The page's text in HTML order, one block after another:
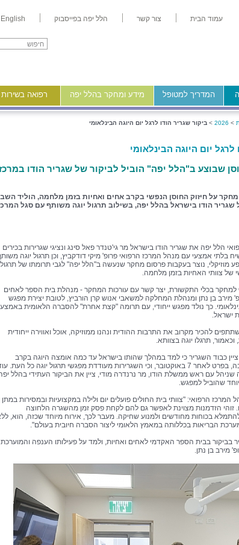
עמוד הבית צור קשר הלל יפה בפייסבוק English
המדריך למטופל מידע ומחקר בהלל יפה רפואה בשירות
>
2026
> ביקור שגריר הודו לרגל יום היוגה הבינלאומי
לרגל יום היוגה הבינלאומי
שבוצע ב"הלל יפה" הוביל לביקור של שגריר הודו
על חיזוק החוסן הנפשי בקרב אחים ואחיות בזמן מלחמה, הוליד
שגריר הודו בישראל בהלל יפה, בשילוב תרגול יוגה משותף עם סגל
הלל יפה את שגריר הודו בישראל מר גי'טנדר פאל סינג ונציגי שגרירות בכירים
בלתי אמצעי עם מנהל המרכז הרפואי פרופ' מיקי דודקביץ, וכן תרגול יוגה
מוזיקלי, נוצר בעקבות פרסום מחקר שנעשה ב"הלל יפה" לגבי תרומתו של תרגול
של צוותי האחיות בזמן מלחמה.
למחקר בכלי התקשורת, יצר קשר עם עורכות המחקר - מנהלת בית הספר לאחים
מירב בן נתן ומנהלת המחלקה למשאבי אנוש קרן הורביץ, לטובת יצירת מפגש
הבינלאומי. כך נולד מפגש ייחודי, עם תרומה "קצת אחרת" להסברה הלאומית
ישראל.
להכיר מקרוב את התרבות ההודית ונהנו ממוזיקה, אוכל ואווירה ייחודית
תרגלו יוגה בצוותא.
כבוד השגריר כי למד במהלך שהותו בישראל עד כמה אומצה היוגה בקרב
ישראלים כפעילות מיטיבה, בפרט לאחר 7 באוקטובר, וכי השגרירות מעודדת מפגשי תרגול יוגה כל העת.
שניהל עם ראש ממשלת הודו, מר נרנדרה מודי, ציין את הביקור העתידי בהלל
שהוביל למפגש.
המרכז הרפואי: "צוותי בית החולים פועלים יום ולילה במקצועיות ובמסירות במתן
זוהי הזדמנות מצוינת לאפשר גם להם לקחת פסק זמן מהשגרה הלחוצה
בכוחות מחודשים ולמנוע שחיקה. מעבר לכך, אירוח מיוחד שכזה, הוא,
הבריאות בכללותה במאמץ הלאומי ליצור הסברה חיובית בעולם".
בבית הספר האקדמי לאחים ואחיות, ולמד על פעילותו הענפה והמוערכת
מירב בן נתן.